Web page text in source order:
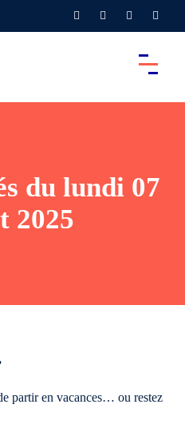
du lundi 07
2025
partir en vacances… ou restez